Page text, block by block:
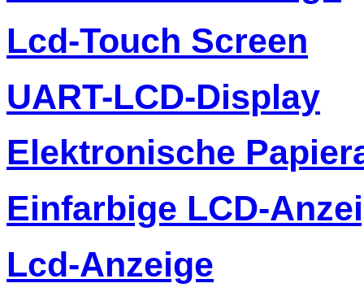
Lcd-Touch Screen
UART-LCD-Display
Elektronische
Einfarbige LCD-
Lcd-Anzeige